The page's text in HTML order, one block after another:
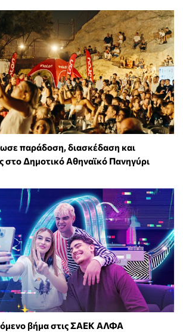
παράδοση, διασκέδαση και
στο Δημοτικό Αθηναϊκό Πανηγύρι
βήμα στις ΣΑΕΚ ΑΛΦΑ